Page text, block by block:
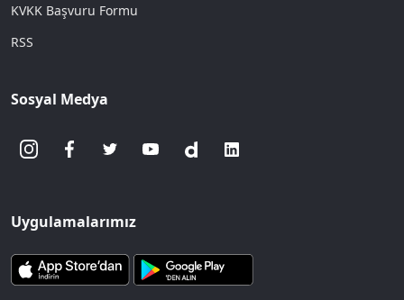
KVKK Başvuru Formu
RSS
Sosyal Medya
Uygulamalarımız